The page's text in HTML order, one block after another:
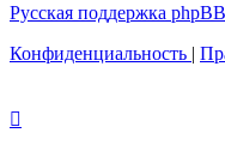
Русская поддержка phpBB
Конфиденциальность |